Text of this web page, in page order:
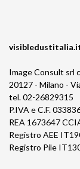
Image Consult srl
20127 - Milano -
tel. 02-26829315
P.IVA e C.F.
REA 1673647
Registro AEE
Registro Pile